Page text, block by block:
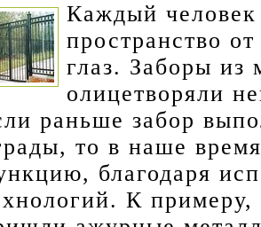
Каждый человек
пространство
глаз. Заборы из
олицетворяли
раньше забор
то в наше
благодаря
К